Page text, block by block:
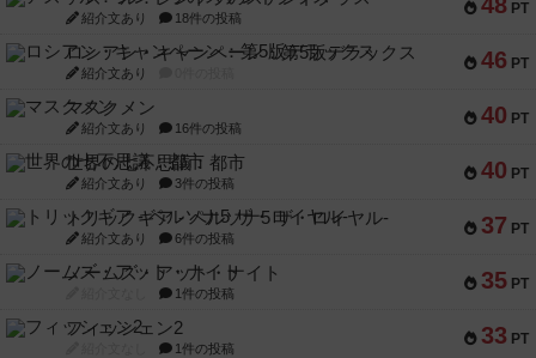
48 PT
紹介文あり 18件の投稿
46 PT
ロシアン・キャンペーン：第5版デラックス
紹介文あり
40 PT
マスクメン
紹介文あり 16件の投稿
40 PT
世界の七不思議：都市
紹介文あり 3件の投稿
37 PT
トリックギア - ペルソナ5 ザ・ロイヤル-
紹介文あり 6件の投稿
35 PT
ノームズ・アット・ナイト
1件の投稿
33 PT
フィッシェン2
1件の投稿